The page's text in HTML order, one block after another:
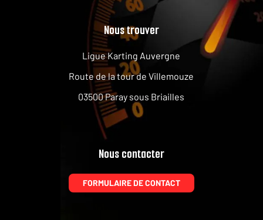
Nous trouver
Ligue Karting Auvergne
Route de la tour de Villemouze
03500 Paray sous Briailles
Nous contacter
FORMULAIRE DE CONTACT